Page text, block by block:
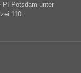
PI Potsdam unter
110.